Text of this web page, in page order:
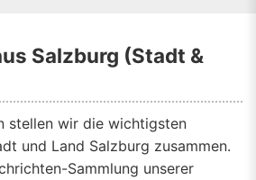
Salzburg (Stadt &
stellen wir die wichtigsten
und Land Salzburg zusammen.
Sammlung unserer